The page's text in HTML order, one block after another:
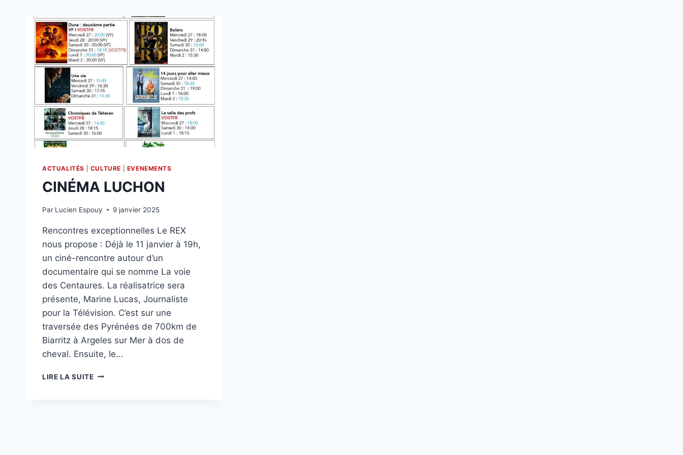
ACTUALITÉS CULTURE EVENEMENTS
CINÉMA LUCHON
Par Lucien Espouy 9 janvier 2025
Rencontres exceptionnelles Le REX
nous propose : Déjà le 11 janvier à 19h,
un ciné-rencontre autour d’un
documentaire qui se nomme La voie
des Centaures. La réalisatrice sera
présente, Marine Lucas, Journaliste
pour la Télévision. C’est sur une
traversée des Pyrénées de 700km de
Biarritz à Argeles sur Mer à dos de
cheval. Ensuite, le…
LIRE LA SUITECINÉMA